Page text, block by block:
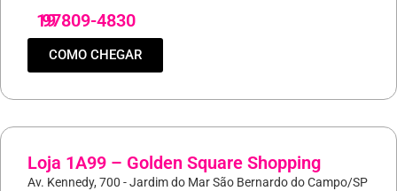
19
97809-4830
COMO CHEGAR
Loja 1A99 – Golden Square Shopping
Av. Kennedy, 700 - Jardim do Mar São Bernardo do Campo/SP